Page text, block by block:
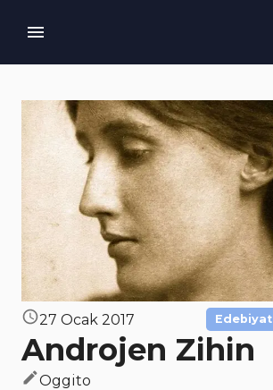
27 Ocak 2017 Edebiyat
Androjen Zihin
Oggito